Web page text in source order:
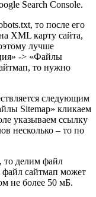
Search Console.
то после его
XML карту сайта,
лучше
-> «Файлы
то нужно
следующим
Sitemap» кликаем
указываем ссылку
несколько – то по
то делим файл
файл сайтмап может
не более 50 мБ.